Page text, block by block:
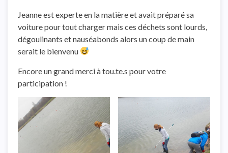
Jeanne est experte en la matière et avait préparé sa
voiture pour tout charger mais ces déchets sont lourds,
dégoulinants et nauséabonds alors un coup de main
serait le bienvenu
Encore un grand merci à tou.te.s pour votre
participation !